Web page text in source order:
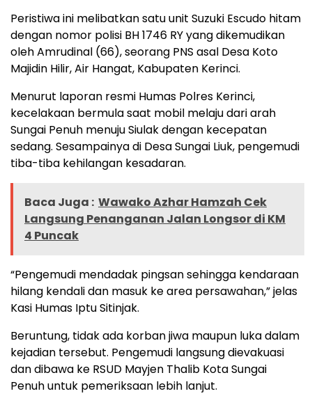
Peristiwa ini melibatkan satu unit Suzuki Escudo hitam
dengan nomor polisi BH 1746 RY yang dikemudikan
oleh Amrudinal (66), seorang PNS asal Desa Koto
Majidin Hilir, Air Hangat, Kabupaten Kerinci.
Menurut laporan resmi Humas Polres Kerinci,
kecelakaan bermula saat mobil melaju dari arah
Sungai Penuh menuju Siulak dengan kecepatan
sedang. Sesampainya di Desa Sungai Liuk, pengemudi
tiba-tiba kehilangan kesadaran.
Baca Juga : Wawako Azhar Hamzah Cek
Langsung Penanganan Jalan Longsor di KM
4 Puncak
“Pengemudi mendadak pingsan sehingga kendaraan
hilang kendali dan masuk ke area persawahan,” jelas
Kasi Humas Iptu Sitinjak.
Beruntung, tidak ada korban jiwa maupun luka dalam
kejadian tersebut. Pengemudi langsung dievakuasi
dan dibawa ke RSUD Mayjen Thalib Kota Sungai
Penuh untuk pemeriksaan lebih lanjut.